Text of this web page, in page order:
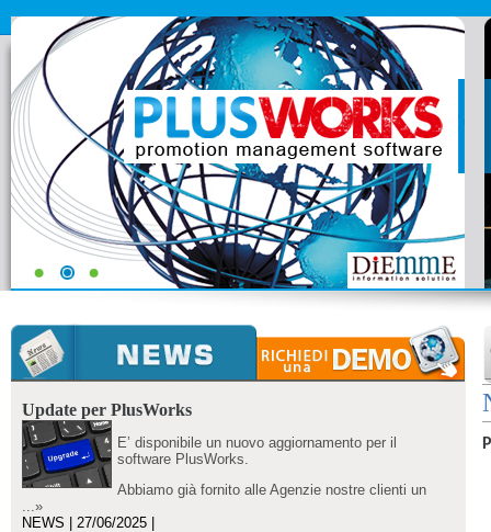
Update per PlusWorks
E’ disponibile un nuovo aggiornamento per il
software PlusWorks.
Abbiamo già fornito alle Agenzie nostre clienti un
...»
NEWS | 27/06/2025 |